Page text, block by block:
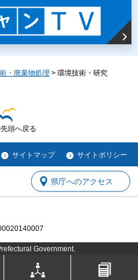
・廃棄物処理 > 環境技術・研究
頭へ戻る
サイトマップ サイトポリシー
県庁へのアクセス
Government.